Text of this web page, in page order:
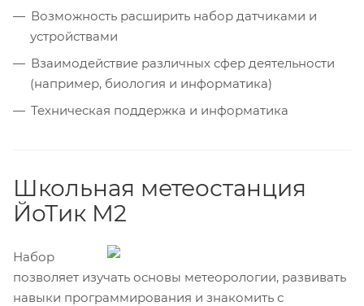
Возможность расширить набор датчиками и
устройствами
Взаимодействие различных сфер деятельности
(например, биология и информатика)
Техническая поддержка и информатика
Школьная метеостанция
ЙоТик М2
Набор
позволяет изучать основы метеорологии, развивать
навыки программирования и знакомить с